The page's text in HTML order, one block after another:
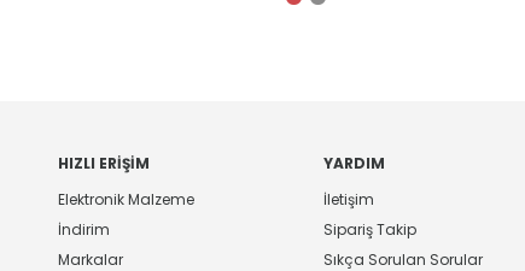
HIZLI ERIŞIM
Elektronik Malzeme
İndirim
Markalar
YARDIM
İletişim
Sipariş Takip
Sıkça Sorulan Sorular